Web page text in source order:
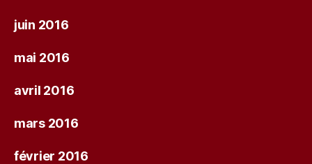
juin 2016
mai 2016
avril 2016
mars 2016
février 2016